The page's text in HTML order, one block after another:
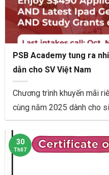
PSB Academy tung ra
dẫn cho SV Việt Nam
Chương trình khuyến mãi
cùng năm 2025 dành cho
30
Th07